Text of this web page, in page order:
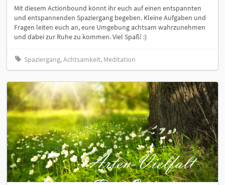
Mit diesem Actionbound könnt ihr euch auf einen entspannten
und entspannenden Spaziergang begeben. Kleine Aufgaben und
Fragen leiten euch an, eure Umgebung achtsam wahrzunehmen
und dabei zur Ruhe zu kommen. Viel Spaß! :)
Spaziergang, Achtsamkeit, Meditation